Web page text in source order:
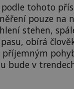
podle tohoto
pouze na
stehen,
obírá
bude v